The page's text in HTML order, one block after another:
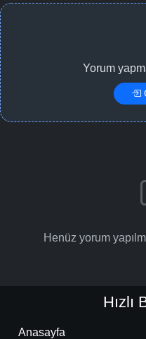
Yorum
Henüz yorum
Hızlı
Anasayfa